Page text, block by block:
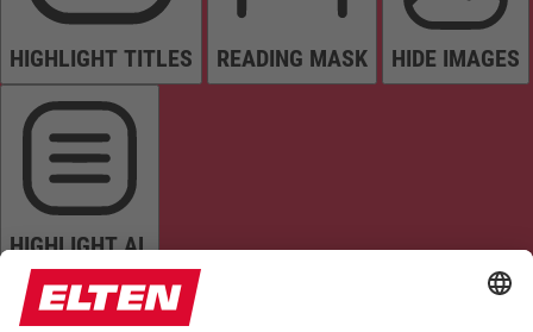
HIGHLIGHT TITLES READING MASK HIDE IMAGES
HIGHLIGHT AL